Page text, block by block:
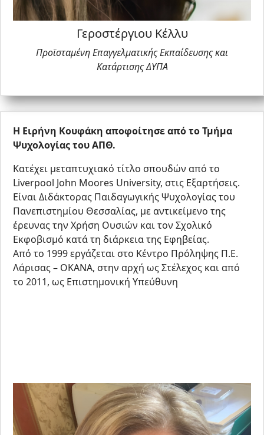
Γεροστέργιου Κέλλυ
Προϊσταμένη Επαγγελματικής Εκπαίδευσης και
Κατάρτισης ΔΥΠΑ
H Ειρήνη Κουφάκη αποφοίτησε από το Τμήμα
Ψυχολογίας του ΑΠΘ.
Κατέχει μεταπτυχιακό τίτλο σπουδών από το
Liverpool John Moores University, στις Εξαρτήσεις.
Είναι Διδάκτορας Παιδαγωγικής Ψυχολογίας του
Πανεπιστημίου Θεσσαλίας, με αντικείμενο της
έρευνας την Χρήση Ουσιών και τον Σχολικό
Εκφοβισμό κατά τη διάρκεια της Εφηβείας.
Από το 1999 εργάζεται στο Κέντρο Πρόληψης Π.Ε.
Λάρισας – ΟΚΑΝΑ, στην αρχή ως Στέλεχος και από
το 2011, ως Επιστημονική Υπεύθυνη